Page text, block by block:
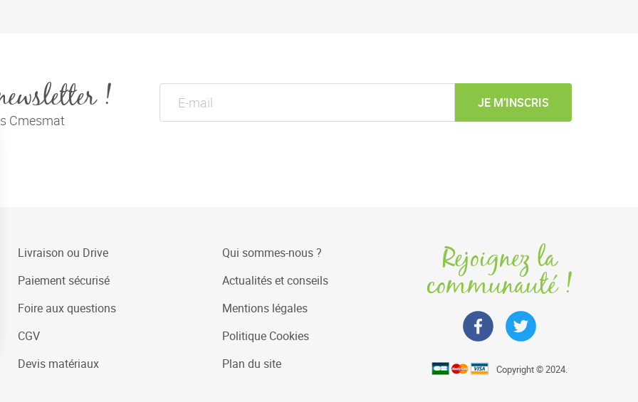
!
Cmesmat
JE M’INSCRIS
Livraison ou Drive
Paiement sécurisé
Foire aux questions
CGV
Devis matériaux
Qui sommes-nous ?
Actualités et conseils
Mentions légales
Politique Cookies
Plan du site
Rejoignez la
communauté !
Copyright © 2024.